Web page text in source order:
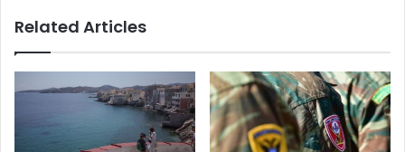
Related Articles